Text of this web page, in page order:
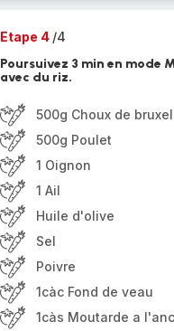
Etape 4 /4
Poursuivez 3 min en mode
avec du riz.
500g Choux de
500g Poulet
1 Oignon
1 Ail
Huile d'olive
Sel
Poivre
1càc Fond de veau
1càs Moutarde a